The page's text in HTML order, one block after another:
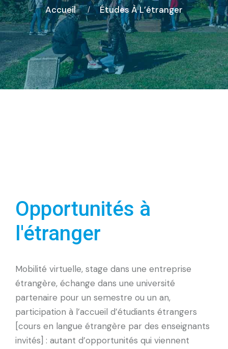
Accueil Études À L’étranger
Opportunités à
l'étranger
Mobilité virtuelle, stage dans une entreprise
étrangère, échange dans une université
partenaire pour un semestre ou un an,
participation à l’accueil d’étudiants étrangers
[cours en langue étrangère par des enseignants
invités] : autant d’opportunités qui viennent